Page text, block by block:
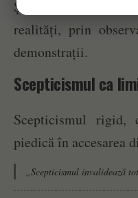
Știința clinică
realități, prin
demonstrații.
Scepticismul ca
Scepticismul
piedică în accesarea
„Scepticismul invalidează